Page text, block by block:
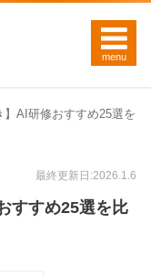
】AI研修おすすめ25選を
最終更新日:2026.1.6
すすめ25選を比